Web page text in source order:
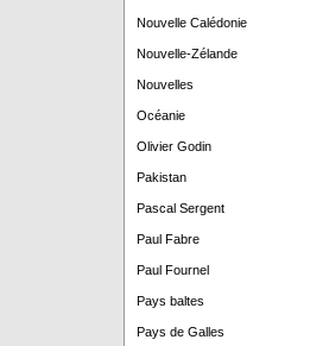
Nouvelle Calédonie
Nouvelle-Zélande
Nouvelles
Océanie
Olivier Godin
Pakistan
Pascal Sergent
Paul Fabre
Paul Fournel
Pays baltes
Pays de Galles